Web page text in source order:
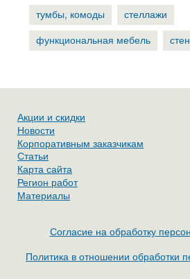
тумбы, комоды
стеллажи
функциональная мебель
Акции и скидки
Новости
Корпоративным заказчикам
Статьи
Карта сайта
Регион работ
Материалы
Согласие на обработку
Политика в отношении обработки